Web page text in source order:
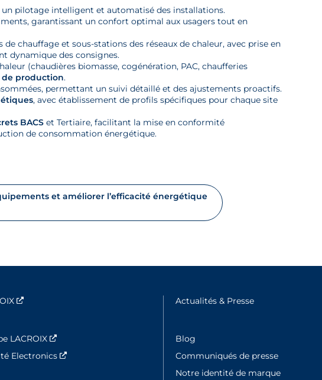
un pilotage intelligent et automatisé des installations.
garantissant un confort optimal aux usagers tout en
de chauffage et sous-stations des réseaux de chaleur, avec prise en
dynamique des consignes.
(chaudières biomasse, cogénération, PAC, chaufferies
production.
permettant un suivi détaillé et des ajustements proactifs.
, avec établissement de profils spécifiques pour chaque site
BACS et Tertiaire, facilitant la mise en conformité
de consommation énergétique.
et améliorer l’efficacité énergétique
Nouvelle fenêtre
LACROIX
Nouvelle fenêtre
Electronics
Nouvelle fenêtre
Actualités & Presse
Blog
Communiqués de presse
Notre identité de marque